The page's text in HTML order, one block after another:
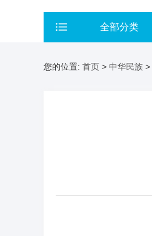
全部分类
您的位置: 首页 > 中华民族 >